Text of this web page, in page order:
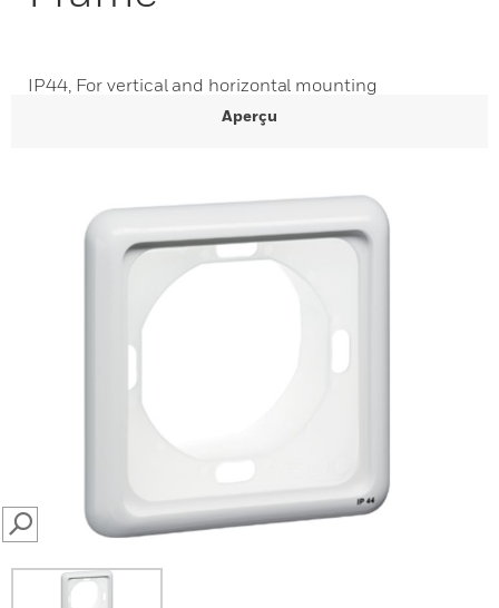
IP44, For vertical and horizontal mounting
Aperçu
SEARCH